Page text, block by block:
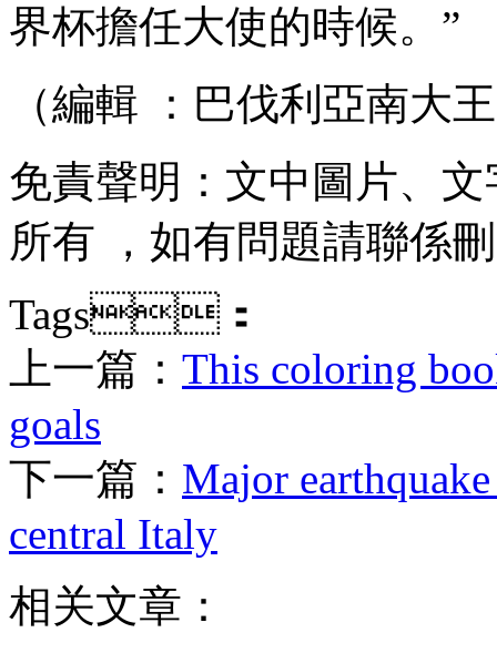
界杯擔任大使的時候。”
（編輯 ：巴伐利亞南大
免責聲明：文中圖片
所有 ，如有問題請聯係刪
Tags：
上一篇： This coloring
goals
下一篇： Major
central Italy
相关文章：